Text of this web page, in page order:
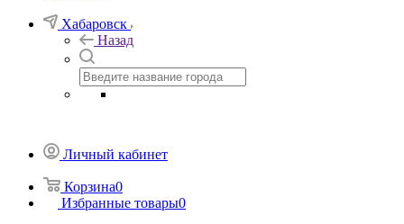
Хабаровск
Назад
Личный кабинет
Корзина0
Избранные товары0